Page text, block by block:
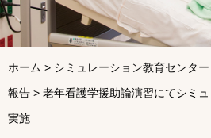
ホーム > シミュレーション教育センター
報告 > 老年看護学援助論演習にてシミ
実施